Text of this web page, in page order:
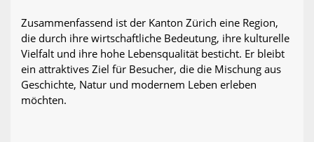
Zusammenfassend ist der Kanton Zürich eine Region,
die durch ihre wirtschaftliche Bedeutung, ihre kulturelle
Vielfalt und ihre hohe Lebensqualität besticht. Er bleibt
ein attraktives Ziel für Besucher, die die Mischung aus
Geschichte, Natur und modernem Leben erleben
möchten.